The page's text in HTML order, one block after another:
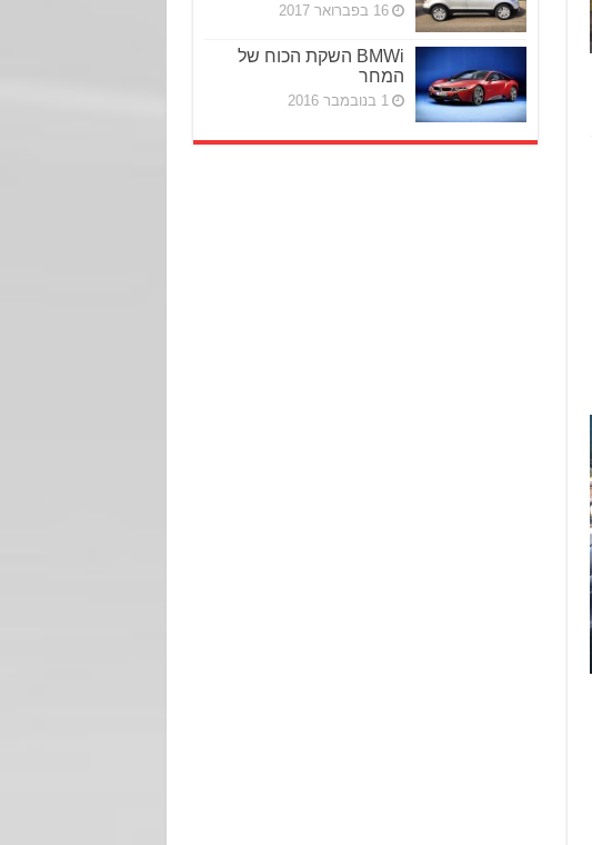
16 בפברואר 2017
BMWi השקת הכוח של
המחר
1 בנובמבר 2016